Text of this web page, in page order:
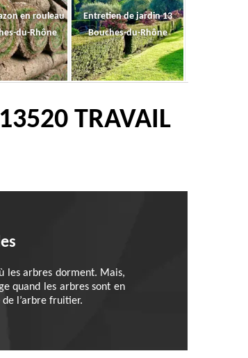
en rouleau
du-Rhône
Entretien de jardin 13
Bouches-du-Rhône
TRAVAIL
les arbres dorment. Mais,
quand les arbres sont en
l’arbre fruitier.